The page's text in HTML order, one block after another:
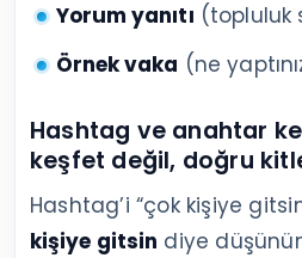
Yorum yanıtı (topluluk
Örnek vaka (ne
Hashtag ve anahtar
keşfet değil, doğru
Hashtag’i “çok kişiye
kişiye gitsin diye